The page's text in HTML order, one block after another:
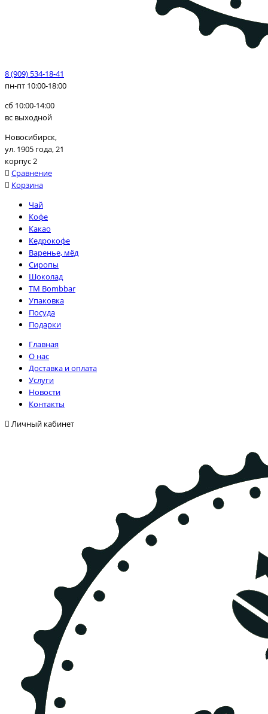
8 (909) 534-18-41
пн-пт 10:00-18:00
сб 10:00-14:00
вс выходной
Новосибирск,
ул. 1905 года, 21
корпус 2
Сравнение
Корзина
Чай
Кофе
Какао
Кедрокофе
Варенье, мёд
Сиропы
Шоколад
TM Bombbar
Упаковка
Посуда
Подарки
Главная
О нас
Доставка и оплата
Услуги
Новости
Контакты
Личный кабинет